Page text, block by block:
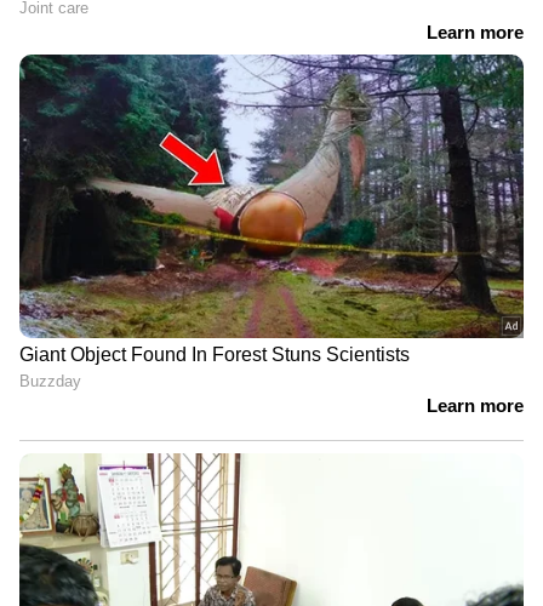
അടിയന്തിര ആവശ്യത്തിന് ഓഫീസിലേക്ക്
വിളിച്ചാൽ വേഗത്തിൽ എത്തിച്ചേരാൻ
വേണ്ടിയായിരിക്കാം ഇതെന്നാണ് ജീവനക്കാരൻ
കരുതുന്നു. "ഇത് കേട്ടപ്പോൾ എനിക്ക് വലിയ
നിരാശ തോന്നി. ഇതാണോ യഥാർത്ഥ വർക്ക്
ഫ്രം ഹോം കൊണ്ട് ഉദ്ദേശിക്കുന്നത്?" അദ്ദേഹം
ചോദിക്കുന്നു.
'ഇതാണ് അടിമത്തം'
പോസ്റ്റ് വൈറലായതോടെ വലിയ രീതിയിലുള്ള
പ്രതികരണങ്ങളാണ് സമൂഹ മാധ്യമങ്ങളിൽ
നിന്ന് ഉയരുന്നത്. ഒരു വിഭാഗം ആളുകൾ
ജീവനക്കാരനോട് ഐക്യദാർഢ്യം
പ്രഖ്യാപിച്ചപ്പോൾ, പ്രമുഖ കമ്പനികളെല്ലാം
ഇത്തരമൊരു രീതി തന്നെയാണ്
പിന്തുടരുന്നതെന്ന് മറ്റ് ചിലർ ചൂണ്ടിക്കാണിച്ചു.
ഒരു ഉപയോക്താവ് കുറിച്ചത് ഇങ്ങനെ, "ഇതിനെ